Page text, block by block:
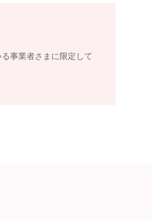
事業者さまに限定して